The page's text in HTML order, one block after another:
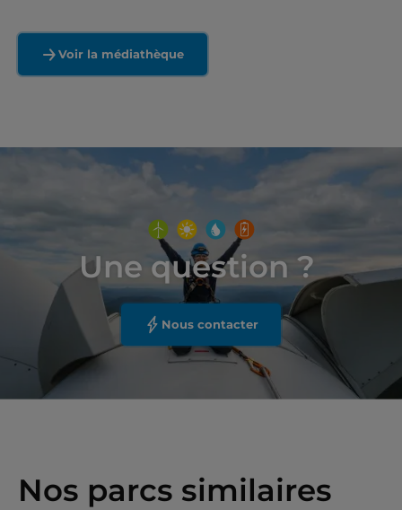
Voir la médiathèque
Une question ?
Nous contacter
Nos parcs similaires